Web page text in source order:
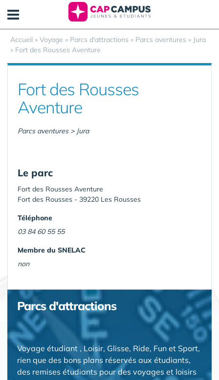
Accueil » Voyage » Parcs d'attractions » Parcs aventures » Jura
» Fort des Rousses Aventure
Fort des Rousses
Aventure
Parcs aventures > Jura
Le parc
Fort des Rousses Aventure
Fort des Rousses - 39220 Les Rousses
Téléphone
03 84 60 55 55
Membre du SNELAC
non
Parcs d'attractions
Voyage étudiant , Loisir, Glisse, Ride, Fun et Sport,
rien que des bons plans réservés aux étudiants,
des remises étudiants pour des voyages et loisirs
Panneau de gestion des cookies